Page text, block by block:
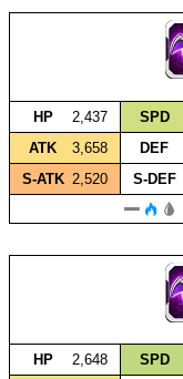
HP
2,437 SPD
ATK
3,658 DEF
S‑ATK 2,520 S‑DEF
HP
2,648 SPD